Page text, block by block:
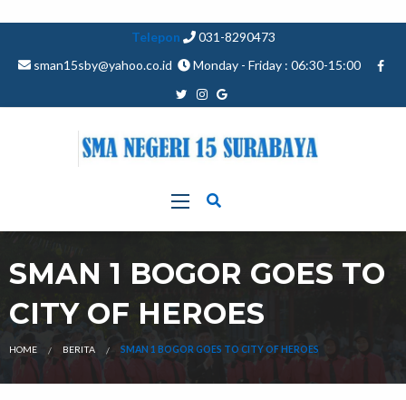
Telepon
031-8290473
sman15sby@yahoo.co.id
Monday - Friday : 06:30-15:00
SMAN 1 BOGOR GOES TO
CITY OF HEROES
HOME BERITA SMAN 1 BOGOR GOES TO CITY OF HEROES